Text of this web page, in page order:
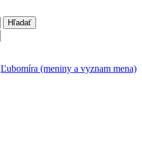
Ľubomíra (meniny a vyznam mena)